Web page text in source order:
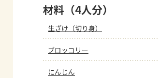
材料（4人分）
生ざけ（切り身）
ブロッコリー
にんじん